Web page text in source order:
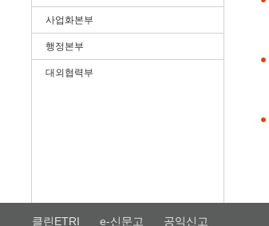
사업화본부
행정본부
대외협력부
클린ETRI e-신문고 공익신고